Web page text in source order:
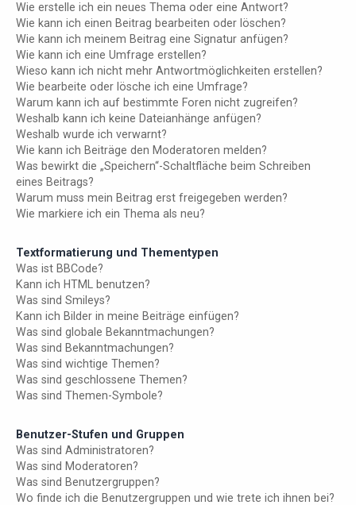
Wie erstelle ich ein neues Thema oder eine Antwort?
Wie kann ich einen Beitrag bearbeiten oder löschen?
Wie kann ich meinem Beitrag eine Signatur anfügen?
Wie kann ich eine Umfrage erstellen?
Wieso kann ich nicht mehr Antwortmöglichkeiten erstellen?
Wie bearbeite oder lösche ich eine Umfrage?
Warum kann ich auf bestimmte Foren nicht zugreifen?
Weshalb kann ich keine Dateianhänge anfügen?
Weshalb wurde ich verwarnt?
Wie kann ich Beiträge den Moderatoren melden?
Was bewirkt die „Speichern“-Schaltfläche beim Schreiben
eines Beitrags?
Warum muss mein Beitrag erst freigegeben werden?
Wie markiere ich ein Thema als neu?
Textformatierung und Thementypen
Was ist BBCode?
Kann ich HTML benutzen?
Was sind Smileys?
Kann ich Bilder in meine Beiträge einfügen?
Was sind globale Bekanntmachungen?
Was sind Bekanntmachungen?
Was sind wichtige Themen?
Was sind geschlossene Themen?
Was sind Themen-Symbole?
Benutzer-Stufen und Gruppen
Was sind Administratoren?
Was sind Moderatoren?
Was sind Benutzergruppen?
Wo finde ich die Benutzergruppen und wie trete ich ihnen bei?